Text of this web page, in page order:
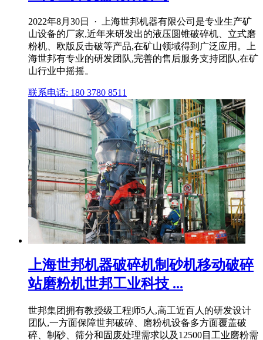
2022年8月30日 · 上海世邦机器有限公司是专业生产矿
山设备的厂家,近年来研发出的液压圆锥破碎机、立式磨
粉机、欧版反击破等产品,在矿山领域得到广泛应用。上
海世邦有专业的研发团队,完善的售后服务支持团队,在矿
山行业中摇摇。
联系电话: 180 3780 8511
上海世邦机器破碎机制砂机移动破碎
站磨粉机世邦工业科技 ...
世邦集团拥有教授级工程师5人,高工近百人的研发设计
团队,一方面保障世邦破碎、磨粉机设备多方面覆盖破
碎、制砂、筛分和固废处理需求以及12500目工业磨粉需